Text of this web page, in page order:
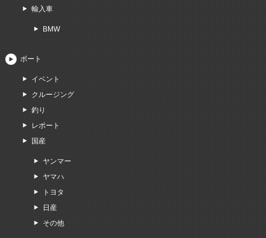
輸入車
BMW
ボート
イベント
クルージング
釣り
レポート
国産
ヤンマー
ヤマハ
トヨタ
日産
その他